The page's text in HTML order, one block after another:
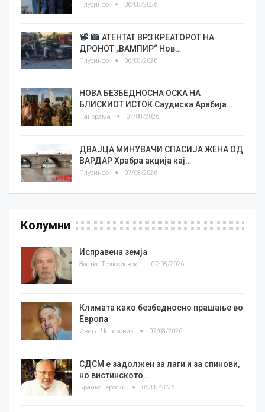
Плусинфо 06/08/2026
АТЕНТАТ ВРЗ КРЕАТОРОТ НА
ДРОНОТ „ВАМПИР“ Нов…
Плусинфо 06/08/2026
НОВА БЕЗБЕДНОСНА ОСКА НА
БЛИСКИОТ ИСТОК Саудиска Арабија…
Панорама 07/08/2026
ДВАЈЦА МИНУВАЧИ СПАСИЈА ЖЕНА ОД
ВАРДАР Храбра акција кај…
Плусинфо 07/08/2026
Колумни
Исправена земја
07/08/2026
Климата како безбедносно прашање во
Европа
Ивица Челиковиќ 07/08/2026
СДСМ е задолжен за лаги и за спинови,
но вистинското…
Бранко Героски 06/08/2026